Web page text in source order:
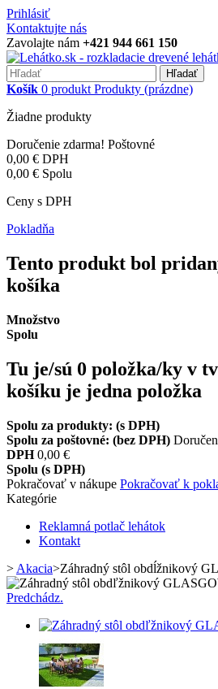
Prihlásiť
Kontaktujte nás
Zavolajte nám +421 944 661 150
Hľadať
Košík 0 produkt Produkty (prázdne)
Žiadne produkty
Doručenie zdarma! Poštovné
0,00 € DPH
0,00 € Spolu
Ceny s DPH
Pokladňa
Tento produkt bol
košíka
Množstvo
Spolu
Tu je/sú 0 položka/ky v
košíku je jedna položka
Spolu za produkty: (s DPH)
Spolu za poštovné: (bez DPH)
DPH 0,00 €
Spolu (s DPH)
Pokračovať v nákupe Pokračovať k
Kategórie
Reklamná potlač lehátok
Kontakt
> Akacia>Záhradný stôl obdĺžnikový
Predchádz.